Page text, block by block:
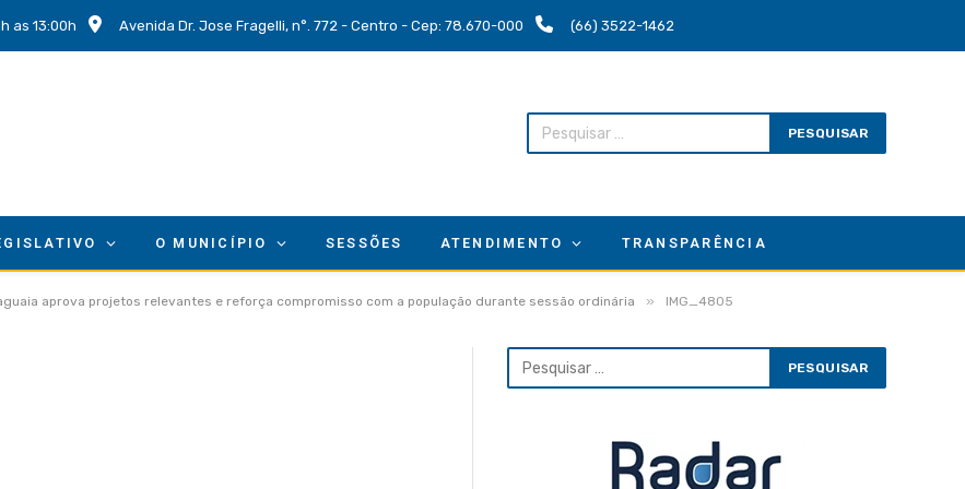
as 13:00h Avenida Dr. Jose Fragelli, n°. 772 - Centro - Cep: 78.670-000 (66) 3522-1462
O MUNICÍPIO SESSÕES ATENDIMENTO TRANSPARÊNCIA
aprova projetos relevantes e reforça compromisso com a população durante sessão ordinária » IMG_4805